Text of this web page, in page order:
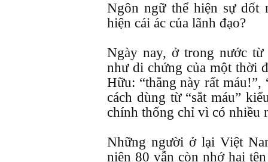
Ngôn ngữ thể hiện sự dốt
hiện cái ác của lãnh đạo?
Ngày nay, ở trong nước từ
như di chứng của một thời
Hữu: “thằng này rất
cách dùng từ “sắt máu”
chính thống chỉ vì có nhiều
Những người ở lại Việt
niên 80 vẫn còn nhớ hai